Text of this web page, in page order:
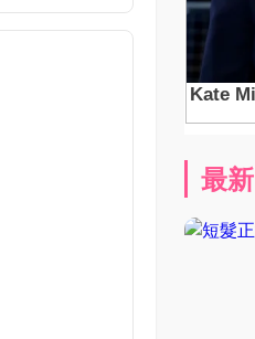
最新